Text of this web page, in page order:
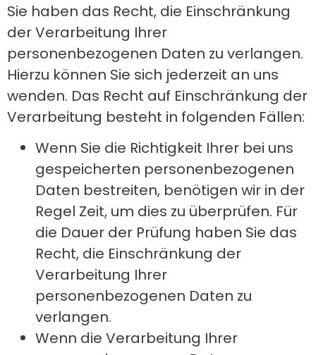
Sie haben das Recht, die Einschränkung
der Verarbeitung Ihrer
personenbezogenen Daten zu verlangen.
Hierzu können Sie sich jederzeit an uns
wenden. Das Recht auf Einschränkung der
Verarbeitung besteht in folgenden Fällen:
Wenn Sie die Richtigkeit Ihrer bei uns
gespeicherten personenbezogenen
Daten bestreiten, benötigen wir in der
Regel Zeit, um dies zu überprüfen. Für
die Dauer der Prüfung haben Sie das
Recht, die Einschränkung der
Verarbeitung Ihrer
personenbezogenen Daten zu
verlangen.
Wenn die Verarbeitung Ihrer